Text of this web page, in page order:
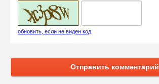
обновить, если не виден код
Отправить комментарий